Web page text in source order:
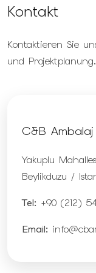
Leistungen
TR EN DE
Kontakt
Kontaktieren Sie
und Projektplanung.
C&B Ambalaj
Yakuplu
Beylikduzu /
Tel: +90 (212)
Email: